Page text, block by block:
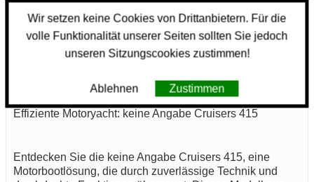
Baujahr: 2007
Standort: » Alem, NL
Kraftstoff: Diesel
199.500,- EUR
Effiziente Motoryacht: keine Angabe Cruisers 415
Entdecken Sie die keine Angabe Cruisers 415, eine
Motorbootlösung, die durch zuverlässige Technik und
Wir setzen keine Cookies von Drittanbietern. Für die
volle Funktionalität unserer Seiten sollten Sie jedoch
unseren Sitzungscookies zustimmen!
Ablehnen Zustimmen